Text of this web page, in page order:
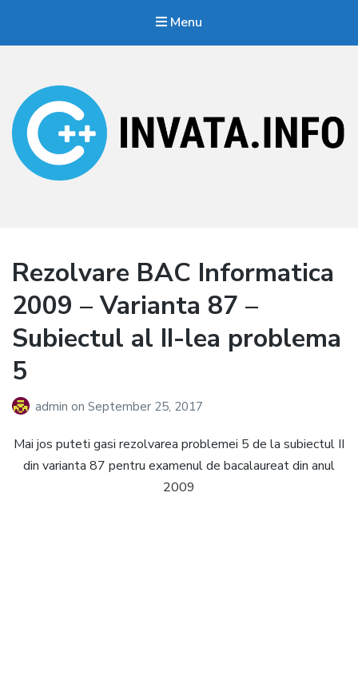
Menu
Rezolvare BAC Informatica
2009 – Varianta 87 –
Subiectul al II-lea problema
5
admin on September 25, 2017
Mai jos puteti gasi rezolvarea problemei 5 de la subiectul II
din varianta 87 pentru examenul de bacalaureat din anul
2009